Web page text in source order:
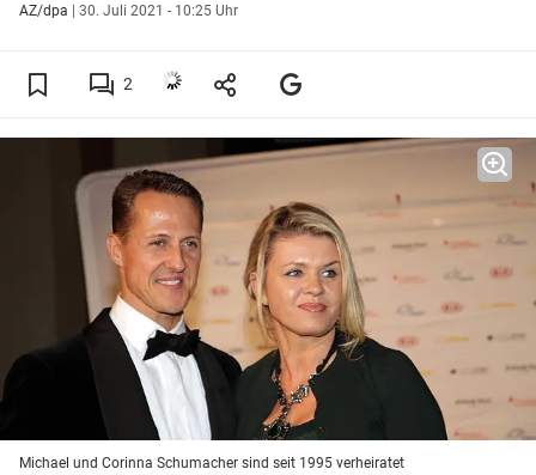
AZ/dpa | 30. Juli 2021 - 10:25 Uhr
2
Michael und Corinna Schumacher sind seit 1995 verheiratet